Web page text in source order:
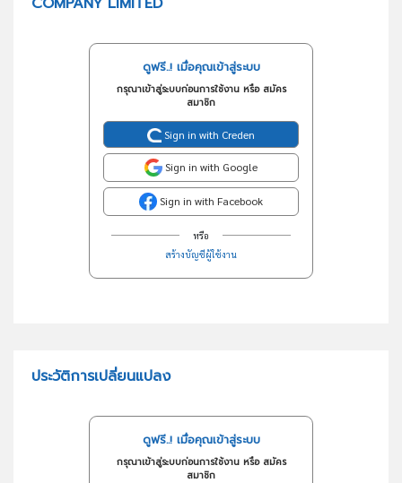
ดูฟรี..! เมื่อคุณเข้าสู่ระบบ
กรุณาเข้าสู่ระบบก่อนการใช้งาน หรือ สมัคร
สมาชิก
Sign in with Creden
Sign in with Google
Sign in with Facebook
หรือ
สร้างบัญชีผู้ใช้งาน
ประวัติการเปลี่ยนแปลง
ดูฟรี..! เมื่อคุณเข้าสู่ระบบ
กรุณาเข้าสู่ระบบก่อนการใช้งาน หรือ สมัคร
สมาชิก